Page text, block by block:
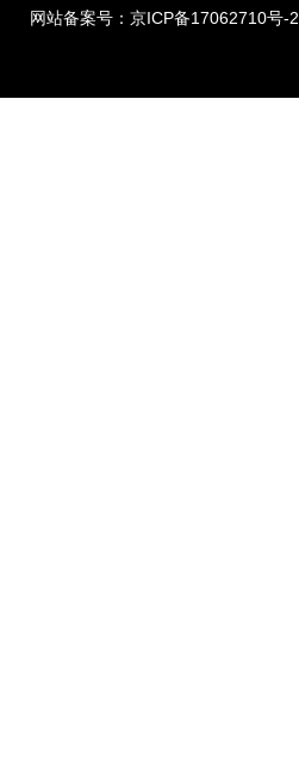
网站备案号：京ICP备17062710号-2